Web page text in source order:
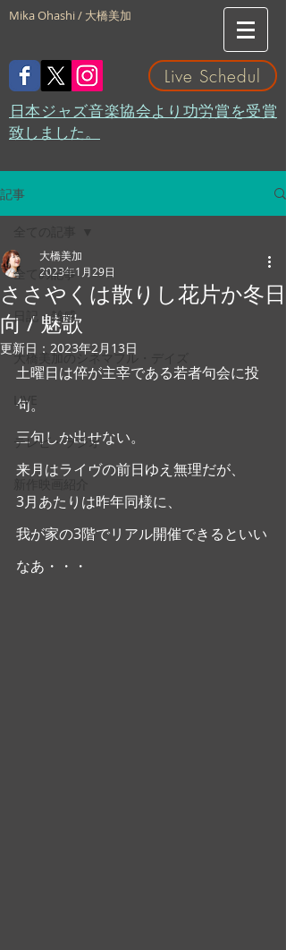
Mika Ohashi / 大橋美加
Live Schedul
​日本ジャズ音楽協会より功労賞を受賞
致しました。
記事
全ての記事
日記・雑感
大橋美加のシネマフル・デイズ
LIVE
テレビ・ラジオ
ささやくは散りし花片か冬日
向 / 魅歌
大橋美加
2023年1月29日
更新日： 2023年2月13日
土曜日は倅が主宰である若者句会に投
句。
三句しか出せない。
来月はライヴの前日ゆえ無理だが、
3月あたりは昨年同様に、
我が家の3階でリアル開催できるといい
なあ・・・